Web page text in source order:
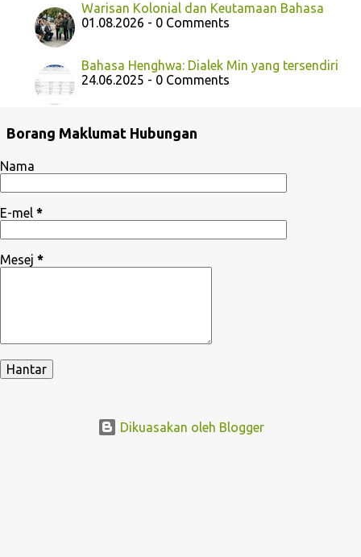
Warisan Kolonial dan Keutamaan Bahasa
01.08.2026 - 0 Comments
Bahasa Henghwa: Dialek Min yang tersendiri
24.06.2025 - 0 Comments
Borang Maklumat Hubungan
Nama
E-mel *
Mesej *
Dikuasakan oleh Blogger